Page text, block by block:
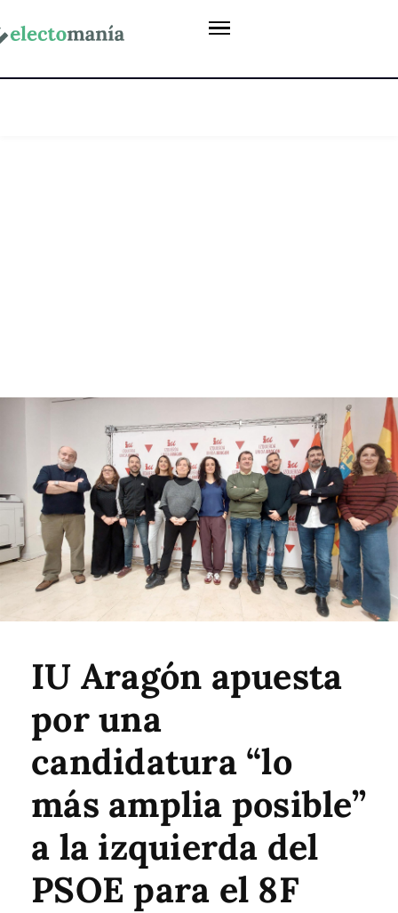
IU Aragón apuesta
por una
candidatura “lo
más amplia posible”
a la izquierda del
PSOE para el 8F